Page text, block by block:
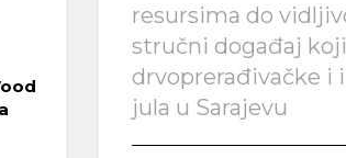
resursima do
stručni događaj
drvoprerađivačke i
jula u Sarajevu